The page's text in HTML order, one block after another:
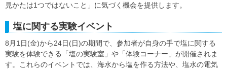
見かたは1つではないこと」に気づく機会を提供します。
塩に関する実験イベント
8月1日(金)から24日(日)の期間で、参加者が自身の手で塩に関する
実験を体験できる「塩の実験室」や「体験コーナー」が開催されま
す。これらのイベントでは、海水から塩を作る方法や、塩水の電気